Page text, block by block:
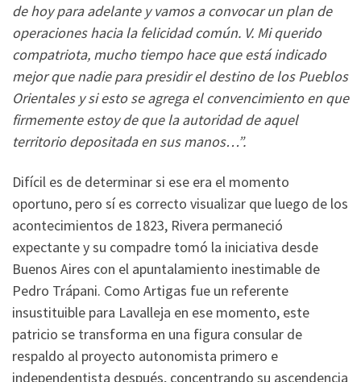
de hoy para adelante y vamos a convocar un plan de
operaciones hacia la felicidad común. V. Mi querido
compatriota, mucho tiempo hace que está indicado
mejor que nadie para presidir el destino de los Pueblos
Orientales y si esto se agrega el convencimiento en que
firmemente estoy de que la autoridad de aquel
territorio depositada en sus manos…”.
Difícil es de determinar si ese era el momento
oportuno, pero sí es correcto visualizar que luego de los
acontecimientos de 1823, Rivera permaneció
expectante y su compadre tomó la iniciativa desde
Buenos Aires con el apuntalamiento inestimable de
Pedro Trápani. Como Artigas fue un referente
insustituible para Lavalleja en ese momento, este
patricio se transforma en una figura consular de
respaldo al proyecto autonomista primero e
independentista después, concentrando su ascendencia